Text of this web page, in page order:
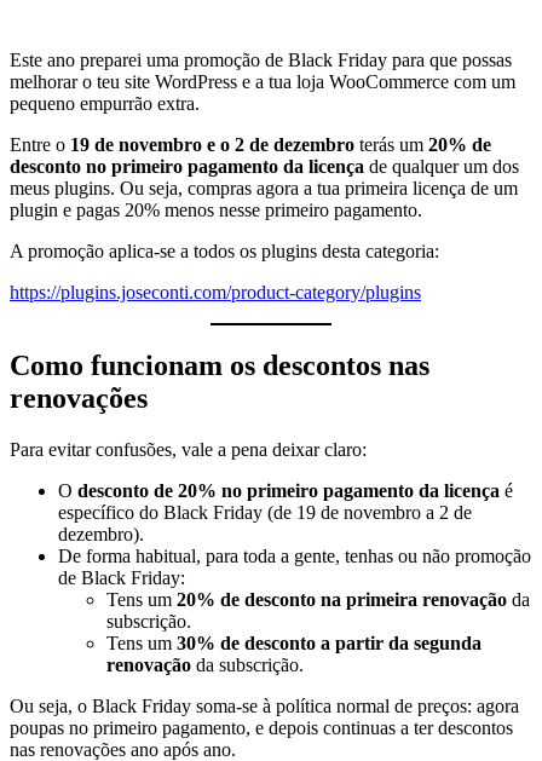
Este ano preparei uma promoção de Black Friday para que possas
melhorar o teu site WordPress e a tua loja WooCommerce com um
pequeno empurrão extra.
Entre o 19 de novembro e o 2 de dezembro terás um 20% de
desconto no primeiro pagamento da licença de qualquer um dos
meus plugins. Ou seja, compras agora a tua primeira licença de um
plugin e pagas 20% menos nesse primeiro pagamento.
A promoção aplica-se a todos os plugins desta categoria:
https://plugins.joseconti.com/product-category/plugins
Como funcionam os descontos nas
renovações
Para evitar confusões, vale a pena deixar claro:
O desconto de 20% no primeiro pagamento da licença é
específico do Black Friday (de 19 de novembro a 2 de
dezembro).
De forma habitual, para toda a gente, tenhas ou não promoção
de Black Friday:
Tens um 20% de desconto na primeira renovação da
subscrição.
Tens um 30% de desconto a partir da segunda
renovação da subscrição.
Ou seja, o Black Friday soma-se à política normal de preços: agora
poupas no primeiro pagamento, e depois continuas a ter descontos
nas renovações ano após ano.